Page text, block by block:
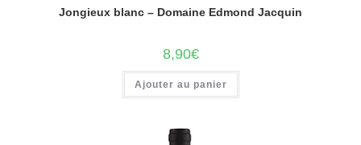
Jongieux blanc – Domaine Edmond Jacquin
8,90€
Ajouter au panier